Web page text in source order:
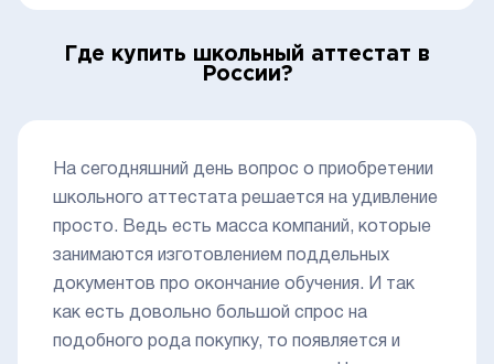
Где купить школьный аттестат в
России?
На сегодняшний день вопрос о приобретении
школьного аттестата решается на удивление
просто. Ведь есть масса компаний, которые
занимаются изготовлением поддельных
документов про окончание обучения. И так
как есть довольно большой спрос на
подобного рода покупку, то появляется и